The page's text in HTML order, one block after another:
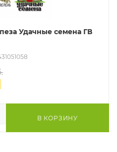
Удачные семена ГВ
В КОРЗИНУ